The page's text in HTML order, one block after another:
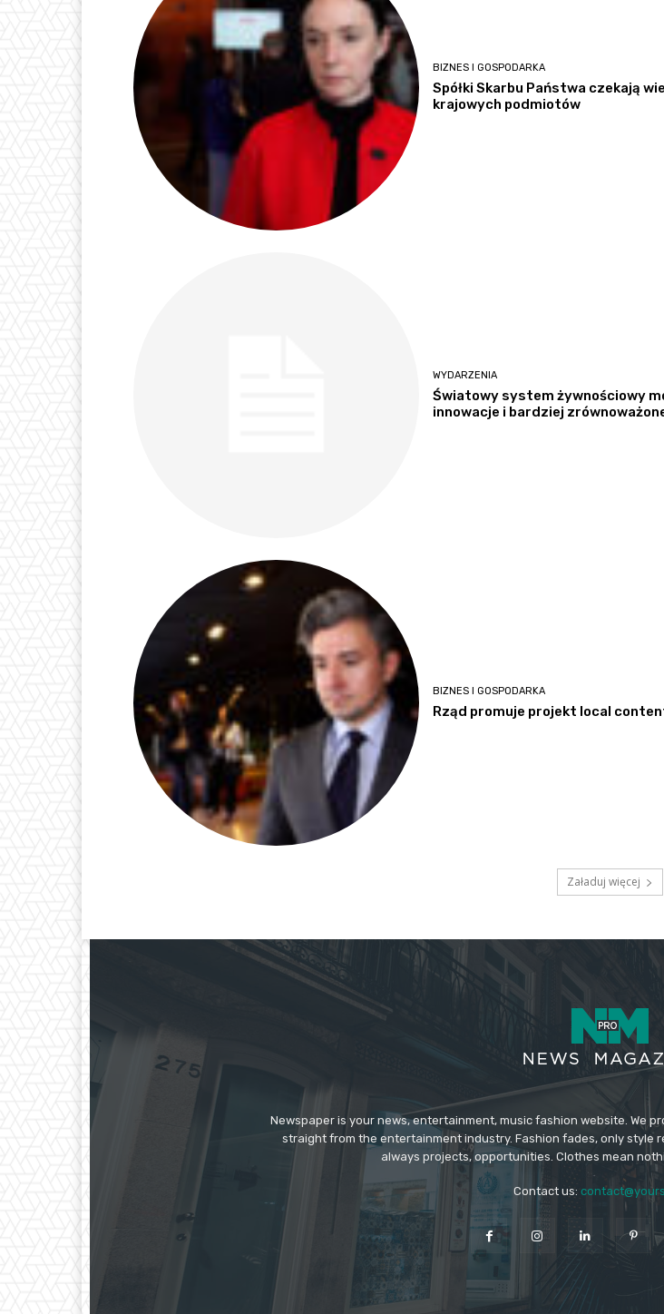
BIZNES I GOSPODARKA
Spółki Skarbu Państwa czekają
krajowych podmiotów
WYDARZENIA
Światowy system żywnościowy
innowacje i bardziej
BIZNES I GOSPODARKA
Rząd promuje projekt local
Załaduj więcej
Newspaper is your news, entertainment, music fashion website. We
straight from the entertainment industry. Fashion fades, only style
always projects, opportunities. Clothes mean
Contact us: